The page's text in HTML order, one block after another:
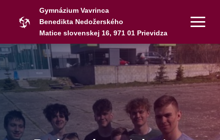
Gymnázium Vavrinca
Benedikta Nedožerského
Matice slovenskej 16, 971 01 Prievidza